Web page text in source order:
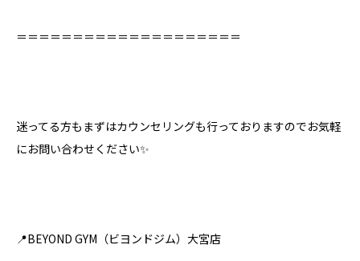
＝＝＝＝＝＝＝＝＝＝＝＝＝＝＝＝＝＝＝＝⁣
迷ってる方もまずはカウンセリングも行っておりますのでお気軽
にお問い合わせください✨⁣
📍BEYOND GYM（ビヨンドジム）大宮店